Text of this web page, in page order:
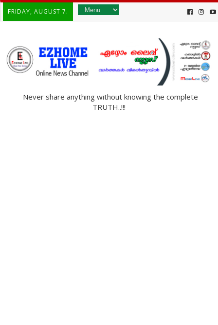
FRIDAY, AUGUST 7.
Never share anything without knowing the complete
TRUTH..!!!